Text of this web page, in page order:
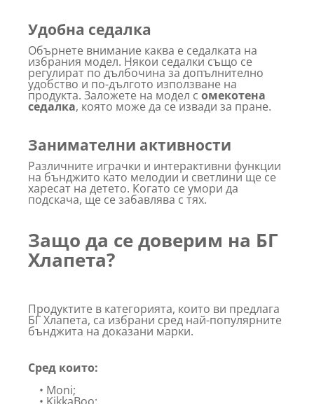
Удобна седалка
Обърнете внимание каква е седалката на
избрания модел. Някои седалки също се
регулират по дълбочина за допълнително
удобство и по-дългото използване на
продукта. Заложете на модел с омекотена
седалка, която може да се извади за пране.
Занимателни активности
Различните играчки и интерактивни функции
на бънджито като мелодии и светлини ще се
харесат на детето. Когато се умори да
подскача, ще се забавлява с тях.
Защо да се доверим на БГ
Хлапета?
Продуктите в категорията, които ви предлага
БГ Хлапета, са избрани сред най-популярните
бънджита на доказани марки.
Сред които:
• Moni;